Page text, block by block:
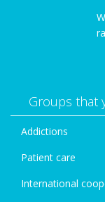
Groups that
Addictions
Patient care
International